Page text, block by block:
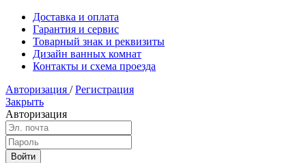
Доставка и оплата
Гарантия и сервис
Товарный знак и реквизиты
Дизайн ванных комнат
Контакты и схема проезда
Авторизация / Регистрация
Закрыть
Авторизация